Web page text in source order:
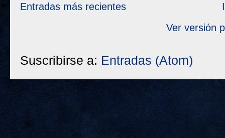
Entradas más recientes
Ver versión
Suscribirse a: Entradas (Atom)